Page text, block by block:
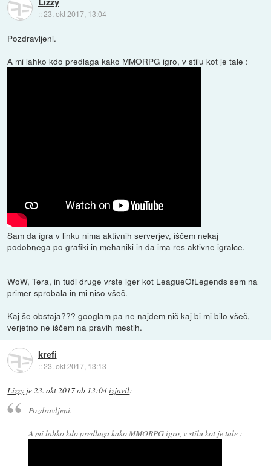
::23. okt 2017, 13:04
Pozdravljeni.
A mi lahko kdo predlaga kako MMORPG igro, v stilu kot je tale :
Sam da igra v linku nima aktivnih serverjev, iščem nekaj
podobnega po grafiki in mehaniki in da ima res aktivne igralce.
WoW, Tera, in tudi druge vrste iger kot LeagueOfLegends sem na
primer sprobala in mi niso všeč.
Kaj še obstaja??? googlam pa ne najdem nič kaj bi mi bilo všeč,
verjetno ne iščem na pravih mestih.
krefi
::23. okt 2017, 13:13
Lizzy je23. okt 2017 ob 13:04izjavil:
Pozdravljeni.
A mi lahko kdo predlaga kako MMORPG igro, v stilu kot je tale :